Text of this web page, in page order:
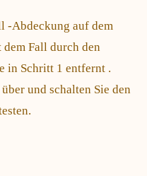
-Abdeckung auf dem
dem Fall durch den
in Schritt 1 entfernt .
und schalten Sie den